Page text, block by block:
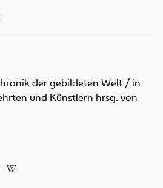
der gebildeten Welt / in
und Künstlern hrsg. von